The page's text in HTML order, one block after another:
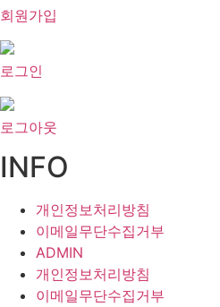
회원가입
로그인
로그아웃
INFO
개인정보처리방침
이메일무단수집거부
ADMIN
개인정보처리방침
이메일무단수집거부